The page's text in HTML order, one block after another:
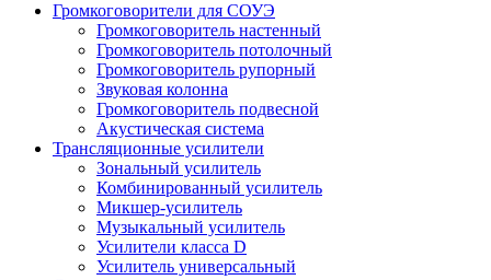
Громкоговорители для СОУЭ
Громкоговоритель настенный
Громкоговоритель потолочный
Громкоговоритель рупорный
Звуковая колонна
Громкоговоритель подвесной
Акустическая система
Трансляционные усилители
Зональный усилитель
Комбинированный усилитель
Микшер-усилитель
Музыкальный усилитель
Усилители класса D
Усилитель универсальный